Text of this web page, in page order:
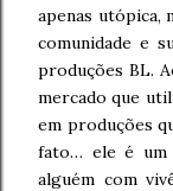
apenas utópica,
comunidade e
produções BL.
mercado que
em produções
fato… ele é um
alguém com